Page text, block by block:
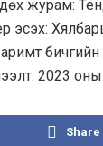
журам:
эсэх:
2023
Share